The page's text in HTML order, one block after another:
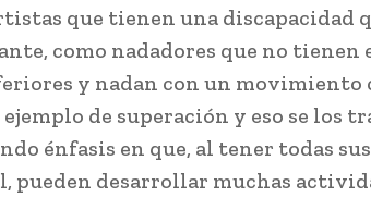
que tienen una discapacidad
como nadadores que no tienen
y nadan con un movimiento
de superación y eso se los
énfasis en que, al tener todas
pueden desarrollar muchas